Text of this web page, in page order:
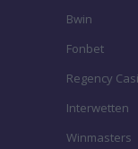
Bwin
Fonbet
Regency
Interwetten
Winmasters